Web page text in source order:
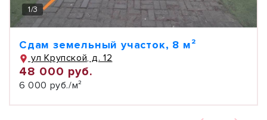
1/3
Сдам земельный участок, 8 м²
ул Крупской, д. 12
48 000 руб.
6 000 руб./м²